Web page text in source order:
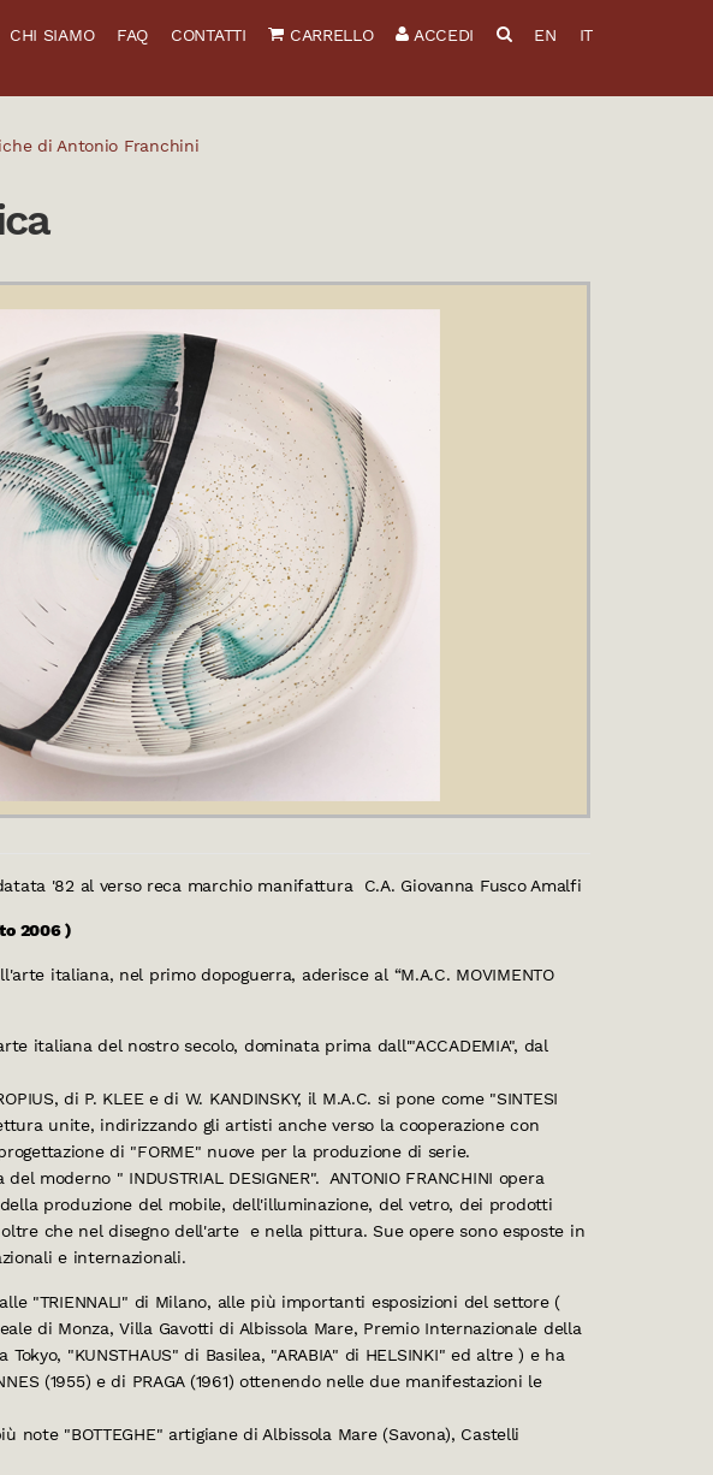
CHI SIAMO FAQ CONTATTI CARRELLO ACCEDI EN IT
di Antonio Franchini
'82 al verso reca marchio manifattura C.A. Giovanna Fusco Amalfi
2006 )
italiana, nel primo dopoguerra, aderisce al “M.A.C. MOVIMENTO
italiana del nostro secolo, dominata prima dall'"ACCADEMIA", dal
di P. KLEE e di W. KANDINSKY, il M.A.C. si pone come "SINTESI
unite, indirizzando gli artisti anche verso la cooperazione con
di "FORME" nuove per la produzione di serie.
moderno " INDUSTRIAL DESIGNER". ANTONIO FRANCHINI opera
produzione del mobile, dell'illuminazione, del vetro, dei prodotti
che nel disegno dell'arte e nella pittura. Sue opere sono esposte in
e internazionali.
"TRIENNALI" di Milano, alle più importanti esposizioni del settore (
di Monza, Villa Gavotti di Albissola Mare, Premio Internazionale della
"KUNSTHAUS" di Basilea, "ARABIA" di HELSINKI" ed altre ) e ha
(1955) e di PRAGA (1961) ottenendo nelle due manifestazioni le
note "BOTTEGHE" artigiane di Albissola Mare (Savona), Castelli